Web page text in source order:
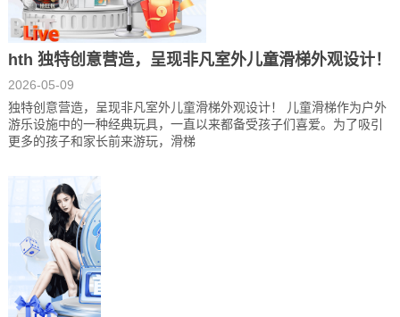
hth 独特创意营造，呈现非凡室外儿童滑梯外观设计！
2026-05-09
独特创意营造，呈现非凡室外儿童滑梯外观设计！ 儿童滑梯作为户外
游乐设施中的一种经典玩具，一直以来都备受孩子们喜爱。为了吸引
更多的孩子和家长前来游玩，滑梯